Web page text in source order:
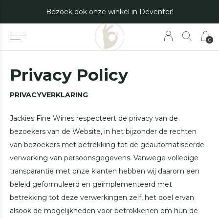
0
Bezoek ook onze winkel in Deventer!
Privacy Policy
PRIVACYVERKLARING
Jackies Fine Wines respecteert de privacy van de
bezoekers van de Website, in het bijzonder de rechten
van bezoekers met betrekking tot de geautomatiseerde
verwerking van persoonsgegevens. Vanwege volledige
transparantie met onze klanten hebben wij daarom een
beleid geformuleerd en geïmplementeerd met
betrekking tot deze verwerkingen zelf, het doel ervan
alsook de mogelijkheden voor betrokkenen om hun de